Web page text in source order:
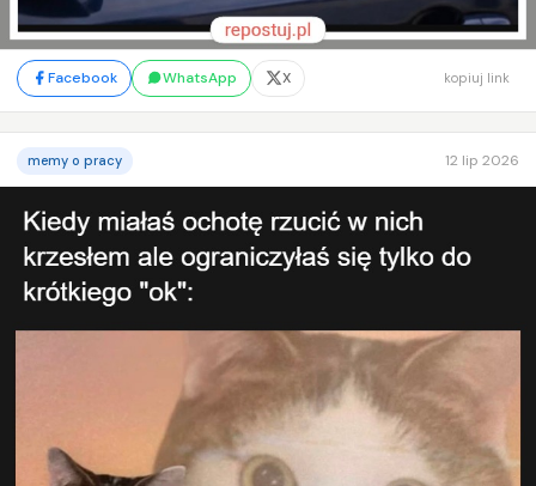
Facebook WhatsApp X kopiuj link
memy o pracy 12 lip 2026